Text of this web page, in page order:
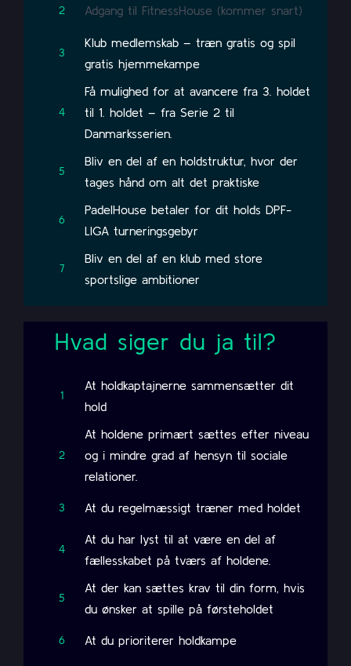
2 Adgang til FitnessHouse (kommer snart)
3
Klub medlemskab – træn gratis og spil
gratis hjemmekampe
4
Få mulighed for at avancere fra 3. holdet
til 1. holdet – fra Serie 2 til
Danmarksserien.
5
Bliv en del af en holdstruktur, hvor der
tages hånd om alt det praktiske
6
PadelHouse betaler for dit holds DPF-
LIGA turneringsgebyr
7
Bliv en del af en klub med store
sportslige ambitioner
Hvad siger du ja til?
1
At holdkaptajnerne sammensætter dit
hold
2
At holdene primært sættes efter niveau
og i mindre grad af hensyn til sociale
relationer.
3 At du regelmæssigt træner med holdet
4
At du har lyst til at være en del af
fællesskabet på tværs af holdene.
5
At der kan sættes krav til din form, hvis
du ønsker at spille på førsteholdet
6 At du prioriterer holdkampe